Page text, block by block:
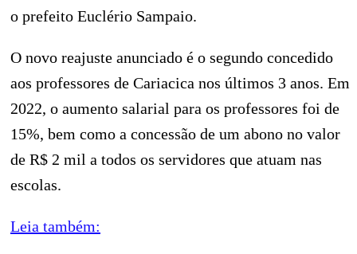
o prefeito Euclério Sampaio.
O novo reajuste anunciado é o segundo concedido
aos professores de Cariacica nos últimos 3 anos. Em
2022, o aumento salarial para os professores foi de
15%, bem como a concessão de um abono no valor
de R$ 2 mil a todos os servidores que atuam nas
escolas.
Leia também: